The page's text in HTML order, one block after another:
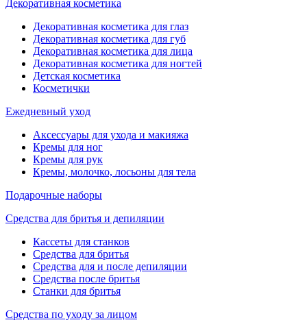
Декоративная косметика
Декоративная косметика для глаз
Декоративная косметика для губ
Декоративная косметика для лица
Декоративная косметика для ногтей
Детская косметика
Косметички
Ежедневный уход
Аксессуары для ухода и макияжа
Кремы для ног
Кремы для рук
Кремы, молочко, лосьоны для тела
Подарочные наборы
Средства для бритья и депиляции
Кассеты для станков
Средства для бритья
Средства для и после депиляции
Средства после бритья
Станки для бритья
Средства по уходу за лицом